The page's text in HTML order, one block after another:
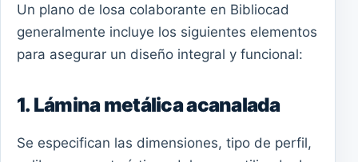
Un plano de losa colaborante en Bibliocad
generalmente incluye los siguientes elementos
para asegurar un diseño integral y funcional:
1. Lámina metálica acanalada
Se especifican las dimensiones, tipo de perfil,